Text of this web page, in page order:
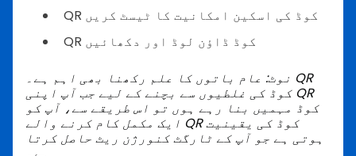
QR کوڈ کی اسکین امکانیت کا ٹیسٹ کریں
QR کوڈ ڈاؤن لوڈ اور دکھائیں
QR
کوڈ کی غلطیوں سے بچنے کے لیے جب آپ اپنی QR
کوڈ مہمیں بنا رہے ہوں تو اس طریقے سے، آپ کو
ایک مکمل کام کرنے والے QR کوڈ کی یقینیت
ہوتی ہے جو آپ کے ٹارگٹ کنورژن ریٹ حاصل کرتا